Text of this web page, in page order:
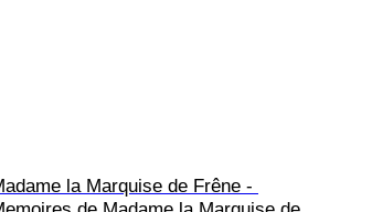
la Marquise de Frêne -